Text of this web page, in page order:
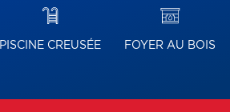
PISCINE CREUSÉE FOYER AU BOIS